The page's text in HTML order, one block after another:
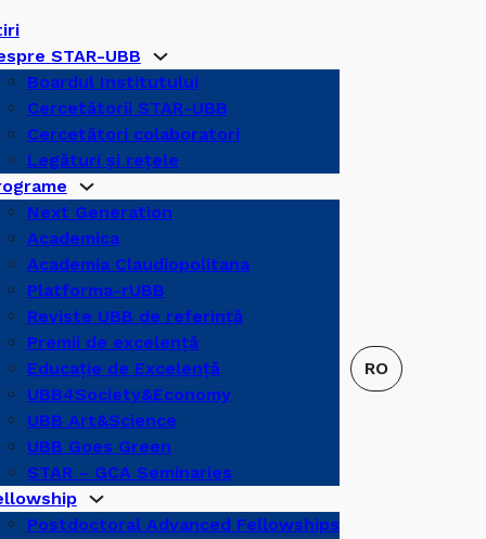
STAR-UBB
Boardul Institutului
Cercetătorii STAR-UBB
Cercetători colaboratori
Legături şi reţele
Next Generation
Academica
Academia Claudiopolitana
Platforma-rUBB
Reviste UBB de referinţă
Premii de excelență
Educație de Excelență
UBB4Society&Economy
UBB Art&Science
UBB Goes Green
STAR – GCA Seminaries
Postdoctoral Advanced Fellowships